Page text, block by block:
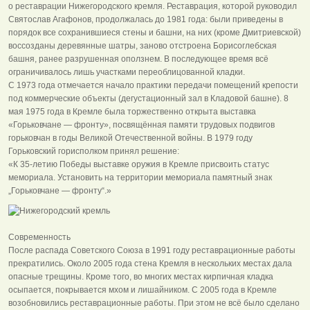
о реставрации Нижегородского кремля. Реставрация, которой руководил
Святослав Агафонов, продолжалась до 1981 года: были приведены в
порядок все сохранившиеся стены и башни, на них (кроме Дмитриевской)
воссозданы деревянные шатры, заново отстроена Борисоглебская
башня, ранее разрушенная оползнем. В последующее время всё
ограничивалось лишь участками переоблицованной кладки.
С 1973 года отмечается начало практики передачи помещений крепости
под коммерческие объекты (дегустационный зал в Кладовой башне). 8
мая 1975 года в Кремле была торжественно открыта выставка
«Горьковчане — фронту», посвящённая памяти трудовых подвигов
горьковчан в годы Великой Отечественной войны. В 1979 году
Горьковский горисполком принял решение:
«К 35-летию Победы выставке оружия в Кремле присвоить статус
мемориала. Установить на территории мемориала памятный знак
„Горьковчане — фронту“.»
Современность
После распада Советского Союза в 1991 году реставрационные работы
прекратились. Около 2005 года стена Кремля в нескольких местах дала
опасные трещины. Кроме того, во многих местах кирпичная кладка
осыпается, покрывается мхом и лишайником. С 2005 года в Кремле
возобновились реставрационные работы. При этом не всё было сделано